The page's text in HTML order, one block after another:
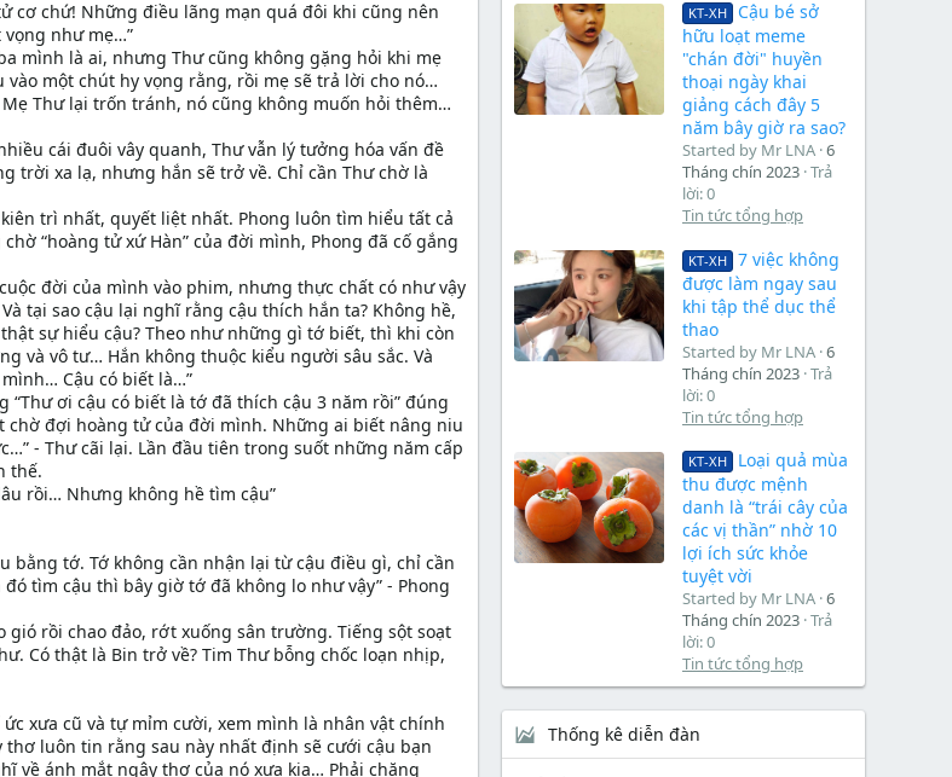
cơ chứ! Những điều lãng mạn quá đôi khi cũng nên
như mẹ…”
mình là ai, nhưng Thư cũng không gặng hỏi khi mẹ
một chút hy vọng rằng, rồi mẹ sẽ trả lời cho nó…
Thư lại trốn tránh, nó cũng không muốn hỏi thêm…
cái đuôi vây quanh, Thư vẫn lý tưởng hóa vấn đề
trời xa lạ, nhưng hắn sẽ trở về. Chỉ cần Thư chờ là
trì nhất, quyết liệt nhất. Phong luôn tìm hiểu tất cả
“hoàng tử xứ Hàn” của đời mình, Phong đã cố gắng
đời của mình vào phim, nhưng thực chất có như vậy
tại sao cậu lại nghĩ rằng cậu thích hắn ta? Không hề,
sự hiểu cậu? Theo như những gì tớ biết, thì khi còn
và vô tư… Hắn không thuộc kiểu người sâu sắc. Và
Cậu có biết là…”
“Thư ơi cậu có biết là tớ đã thích cậu 3 năm rồi” đúng
chờ đợi hoàng tử của đời mình. Những ai biết nâng niu
- Thư cãi lại. Lần đầu tiên trong suốt những năm cấp
thế.
rồi… Nhưng không hề tìm cậu”
bằng tớ. Tớ không cần nhận lại từ cậu điều gì, chỉ cần
tìm cậu thì bây giờ tớ đã không lo như vậy” - Phong
rồi chao đảo, rớt xuống sân trường. Tiếng sột soạt
Có thật là Bin trở về? Tim Thư bỗng chốc loạn nhịp,
xưa cũ và tự mỉm cười, xem mình là nhân vật chính
luôn tin rằng sau này nhất định sẽ cưới cậu bạn
về ánh mắt ngây thơ của nó xưa kia… Phải chăng
KT-XH
Cậu bé sở
hữu loạt meme
"chán đời" huyền
thoại ngày khai
giảng cách đây 5
năm bây giờ ra sao?
Started by Mr LNA 6
Tháng chín 2023 Trả
lời: 0
Tin tức tổng hợp
KT-XH
7 việc không
được làm ngay sau
khi tập thể dục thể
thao
Started by Mr LNA 6
Tháng chín 2023 Trả
lời: 0
Tin tức tổng hợp
KT-XH
Loại quả mùa
thu được mệnh
danh là “trái cây của
các vị thần” nhờ 10
lợi ích sức khỏe
tuyệt vời
Started by Mr LNA 6
Tháng chín 2023 Trả
lời: 0
Tin tức tổng hợp
Thống kê diễn đàn